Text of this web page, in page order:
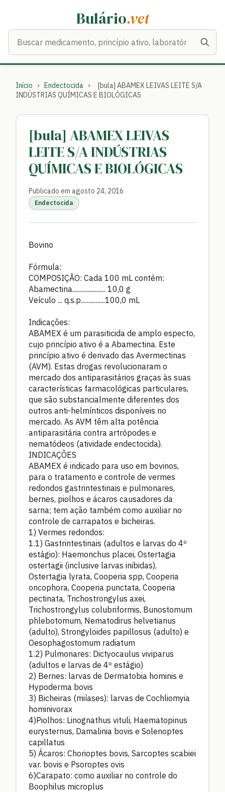
Bulário.vet
Início › Endectocida ›
[bula] ABAMEX LEIVAS LEITE S/A
INDÚSTRIAS QUÍMICAS E BIOLÓGICAS
[bula] ABAMEX LEIVAS
LEITE S/A INDÚSTRIAS
QUÍMICAS E BIOLÓGICAS
Publicado em agosto 24, 2016
Endectocida
Bovino
Fórmula:
COMPOSIÇÃO: Cada 100 mL contém:
Abamectina...................... 10,0 g
Veículo ... q.s.p................100,0 mL
Indicações:
ABAMEX é um parasiticida de amplo especto,
cujo princípio ativo é a Abamectina. Este
princípio ativo é derivado das Avermectinas
(AVM). Estas drogas revolucionaram o
mercado dos antiparasitários graças às suas
características farmacológicas particulares,
que são substancialmente diferentes dos
outros anti-helmínticos disponíveis no
mercado. As AVM têm alta potência
antiparasitária contra artrópodes e
nematódeos (atividade endectocida).
INDICAÇÕES
ABAMEX é indicado para uso em bovinos,
para o tratamento e controle de vermes
redondos gastrintestinais e pulmonares,
bernes, piolhos e ácaros causadores da
sarna; tem ação também como auxiliar no
controle de carrapatos e bicheiras.
1) Vermes redondos:
1.1) Gastrintestinais (adultos e larvas do 4º
estágio): Haemonchus placei, Ostertagia
ostertagii (inclusive larvas inibidas),
Ostertagia lyrata, Cooperia spp, Cooperia
oncophora, Cooperia punctata, Cooperia
pectinata, Trichostrongylus axei,
Trichostrongylus colubriformis, Bunostomum
phlebotomum, Nematodirus helvetianus
(adulto), Strongyloides papillosus (adulto) e
Oesophagostomum radiatum
1.2) Pulmonares: Dictyocaulus viviparus
(adultos e larvas de 4º estágio)
2) Bernes: larvas de Dermatobia hominis e
Hypoderma bovis
3) Bicheiras (miíases): larvas de Cochliomyia
hominivorax
4)Piolhos: Linognathus vituli, Haematopinus
eurysternus, Damalinia bovis e Solenoptes
capillatus
5) Ácaros: Chorioptes bovis, Sarcoptes scabiei
var. bovis e Psoroptes ovis
6)Carapato: como auxiliar no controle do
Boophilus microplus